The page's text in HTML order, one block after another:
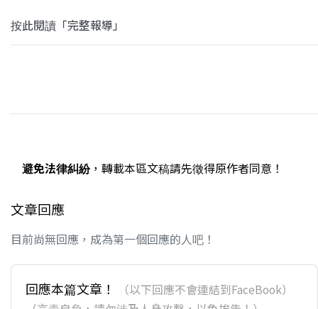
按此閱讀「完整報導」
避免法律糾紛，轉載本區文稿請先徵得原作者同意！
文章回應
目前尚無回應，成為第一個回應的人吧！
回應本篇文章！
（以下回應不會連結到FaceBook）